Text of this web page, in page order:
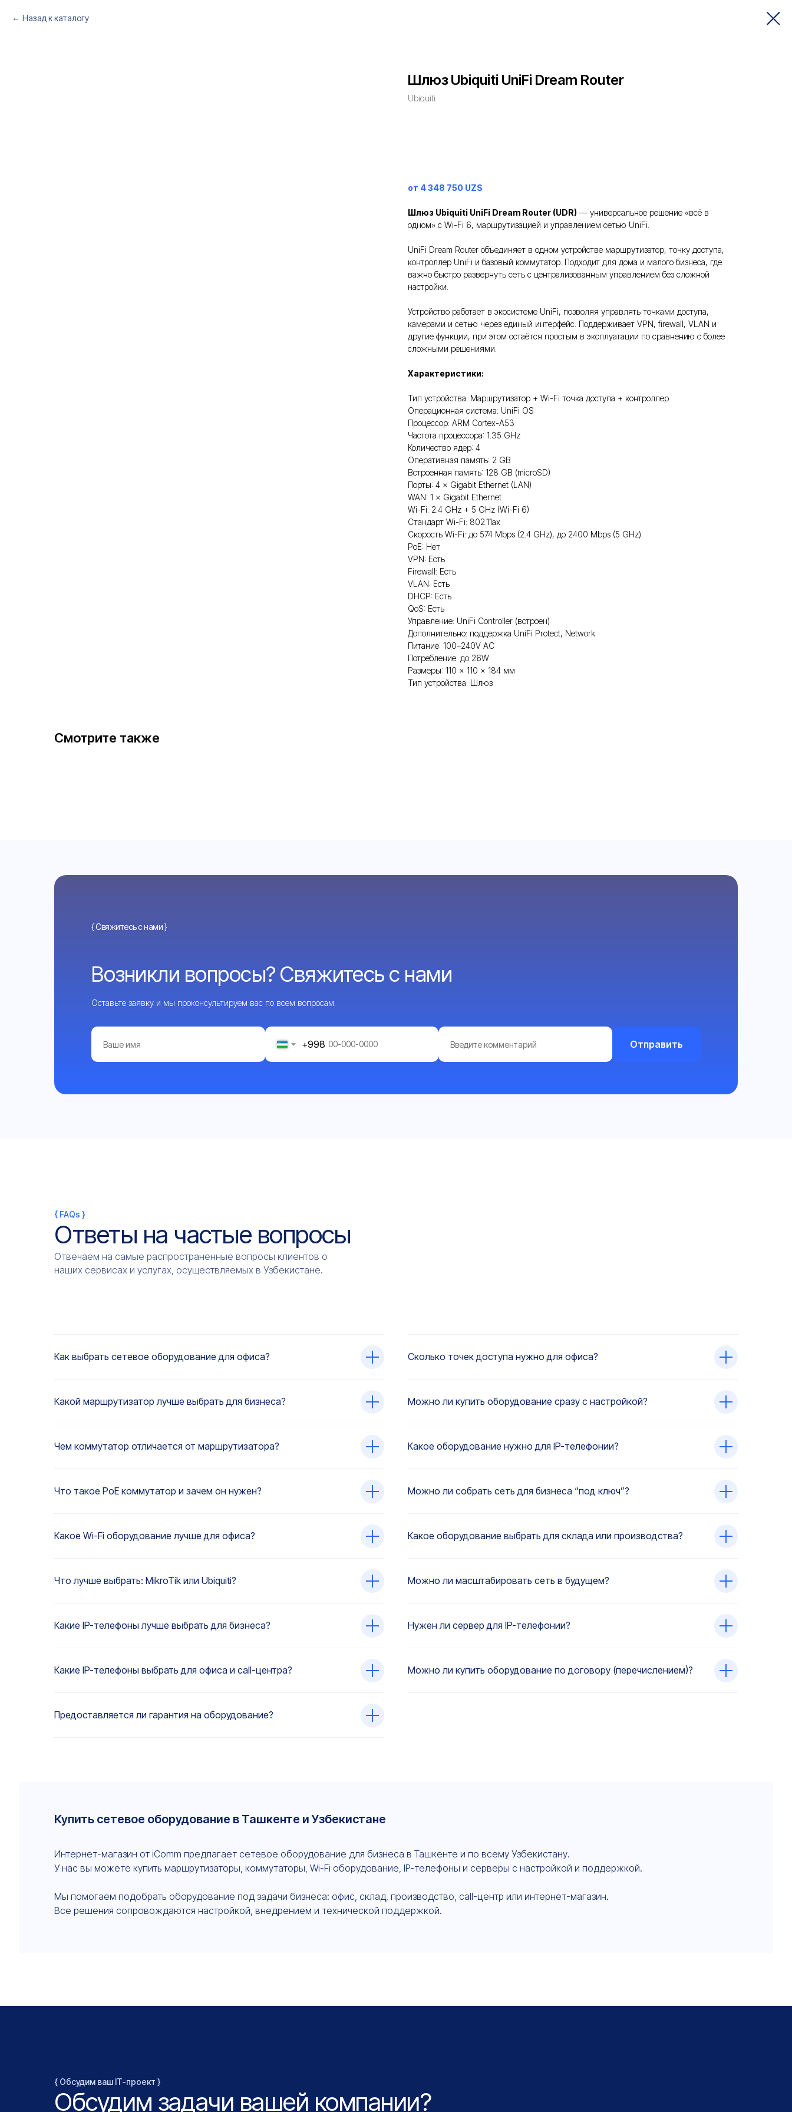
Назад к каталогу
Шлюз Ubiquiti UniFi Dream Router
Ubiquiti
от 4 348 750 UZS
Шлюз Ubiquiti UniFi Dream Router (UDR) — универсальное решение «всё в
одном» с Wi-Fi 6, маршрутизацией и управлением сетью UniFi.
UniFi Dream Router объединяет в одном устройстве маршрутизатор, точку доступа,
контроллер UniFi и базовый коммутатор. Подходит для дома и малого бизнеса, где
важно быстро развернуть сеть с централизованным управлением без сложной
настройки.
Устройство работает в экосистеме UniFi, позволяя управлять точками доступа,
камерами и сетью через единый интерфейс. Поддерживает VPN, firewall, VLAN и
другие функции, при этом остаётся простым в эксплуатации по сравнению с более
сложными решениями.
Характеристики:
Тип устройства: Маршрутизатор + Wi-Fi точка доступа + контроллер
Операционная система: UniFi OS
Процессор: ARM Cortex-A53
Частота процессора: 1.35 GHz
Количество ядер: 4
Оперативная память: 2 GB
Встроенная память: 128 GB (microSD)
Порты: 4 × Gigabit Ethernet (LAN)
WAN: 1 × Gigabit Ethernet
Wi-Fi: 2.4 GHz + 5 GHz (Wi-Fi 6)
Стандарт Wi-Fi: 802.11ax
Скорость Wi-Fi: до 574 Mbps (2.4 GHz), до 2400 Mbps (5 GHz)
PoE: Нет
VPN: Есть
Firewall: Есть
VLAN: Есть
DHCP: Есть
QoS: Есть
Управление: UniFi Controller (встроен)
Дополнительно: поддержка UniFi Protect, Network
Питание: 100–240V AC
Потребление: до 26W
Размеры: 110 × 110 × 184 мм
Тип устройства: Шлюз
Смотрите также
{ Свяжитесь с нами }
Возникли вопросы? Свяжитесь с нами
Оставьте заявку и мы проконсультируем вас по всем вопросам.
+998 Отправить
{ FAQs }
Ответы на частые вопросы
Отвечаем на самые распространенные вопросы клиентов о
наших сервисах и услугах, осуществляемых в Узбекистане.
Как выбрать сетевое оборудование для офиса?
Какой маршрутизатор лучше выбрать для бизнеса?
Чем коммутатор отличается от маршрутизатора?
Что такое PoE коммутатор и зачем он нужен?
Какое Wi-Fi оборудование лучше для офиса?
Что лучше выбрать: MikroTik или Ubiquiti?
Какие IP-телефоны лучше выбрать для бизнеса?
Какие IP-телефоны выбрать для офиса и call-центра?
Предоставляется ли гарантия на оборудование?
Сколько точек доступа нужно для офиса?
Можно ли купить оборудование сразу с настройкой?
Какое оборудование нужно для IP-телефонии?
Можно ли собрать сеть для бизнеса “под ключ”?
Какое оборудование выбрать для склада или производства?
Можно ли масштабировать сеть в будущем?
Нужен ли сервер для IP-телефонии?
Можно ли купить оборудование по договору (перечислением)?
Купить сетевое оборудование в Ташкенте и Узбекистане
Интернет-магазин от iComm предлагает сетевое оборудование для бизнеса в Ташкенте и по всему Узбекистану.
У нас вы можете купить маршрутизаторы, коммутаторы, Wi-Fi оборудование, IP-телефоны и серверы с настройкой и поддержкой.
Мы помогаем подобрать оборудование под задачи бизнеса: офис, склад, производство, call-центр или интернет-магазин.
Все решения сопровождаются настройкой, внедрением и технической поддержкой.
{ Обсудим ваш IT-проект }
Обсудим задачи вашей компании?